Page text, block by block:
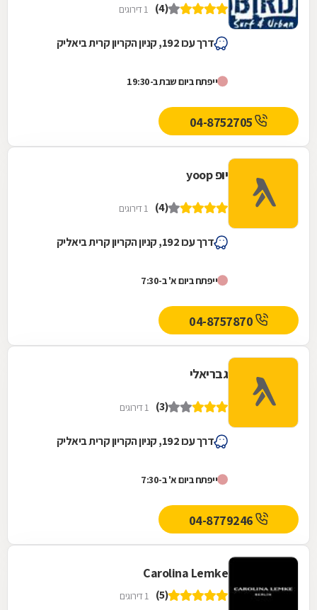
(4) 1 דירוגים
דרך עכו 192, קניון הקריון קרית ביאליק
ייפתח ביום שבת ב-19:30
04-8752705
יופ yoop
(4) 1 דירוגים
דרך עכו 192, קניון הקריון קרית ביאליק
ייפתח ביום א' ב-7:30
גבריאלי
(3) 1 דירוגים
דרך עכו 192, קניון הקריון קרית ביאליק
ייפתח ביום א' ב-7:30
04-8779246
Carolina Lemke
(5) 1 דירוגים